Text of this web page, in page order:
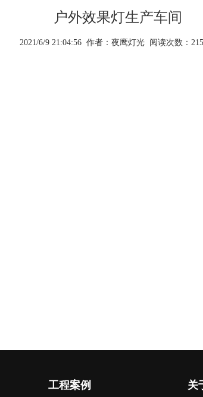
户外效果灯生产车间
2021/6/9 21:04:56 作者：夜鹰灯光 阅读次数： 2
工程案例 关